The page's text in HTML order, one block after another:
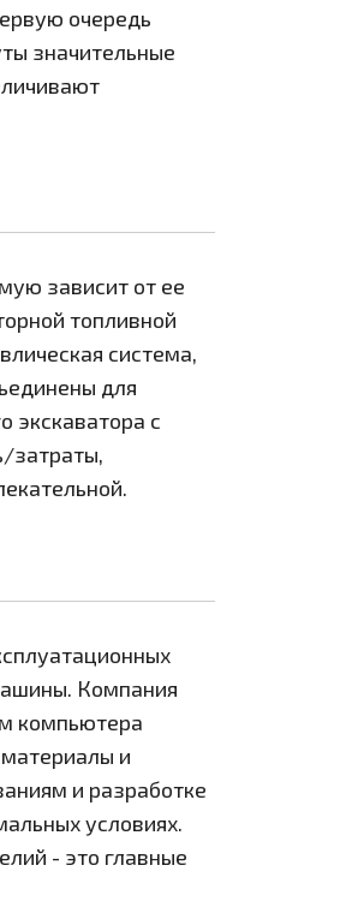
очередь
значительные
зависит от ее
топливной
система,
для
экскаватора с
затраты,
Компания
компьютера
и
и разработке
условиях.
- это главные